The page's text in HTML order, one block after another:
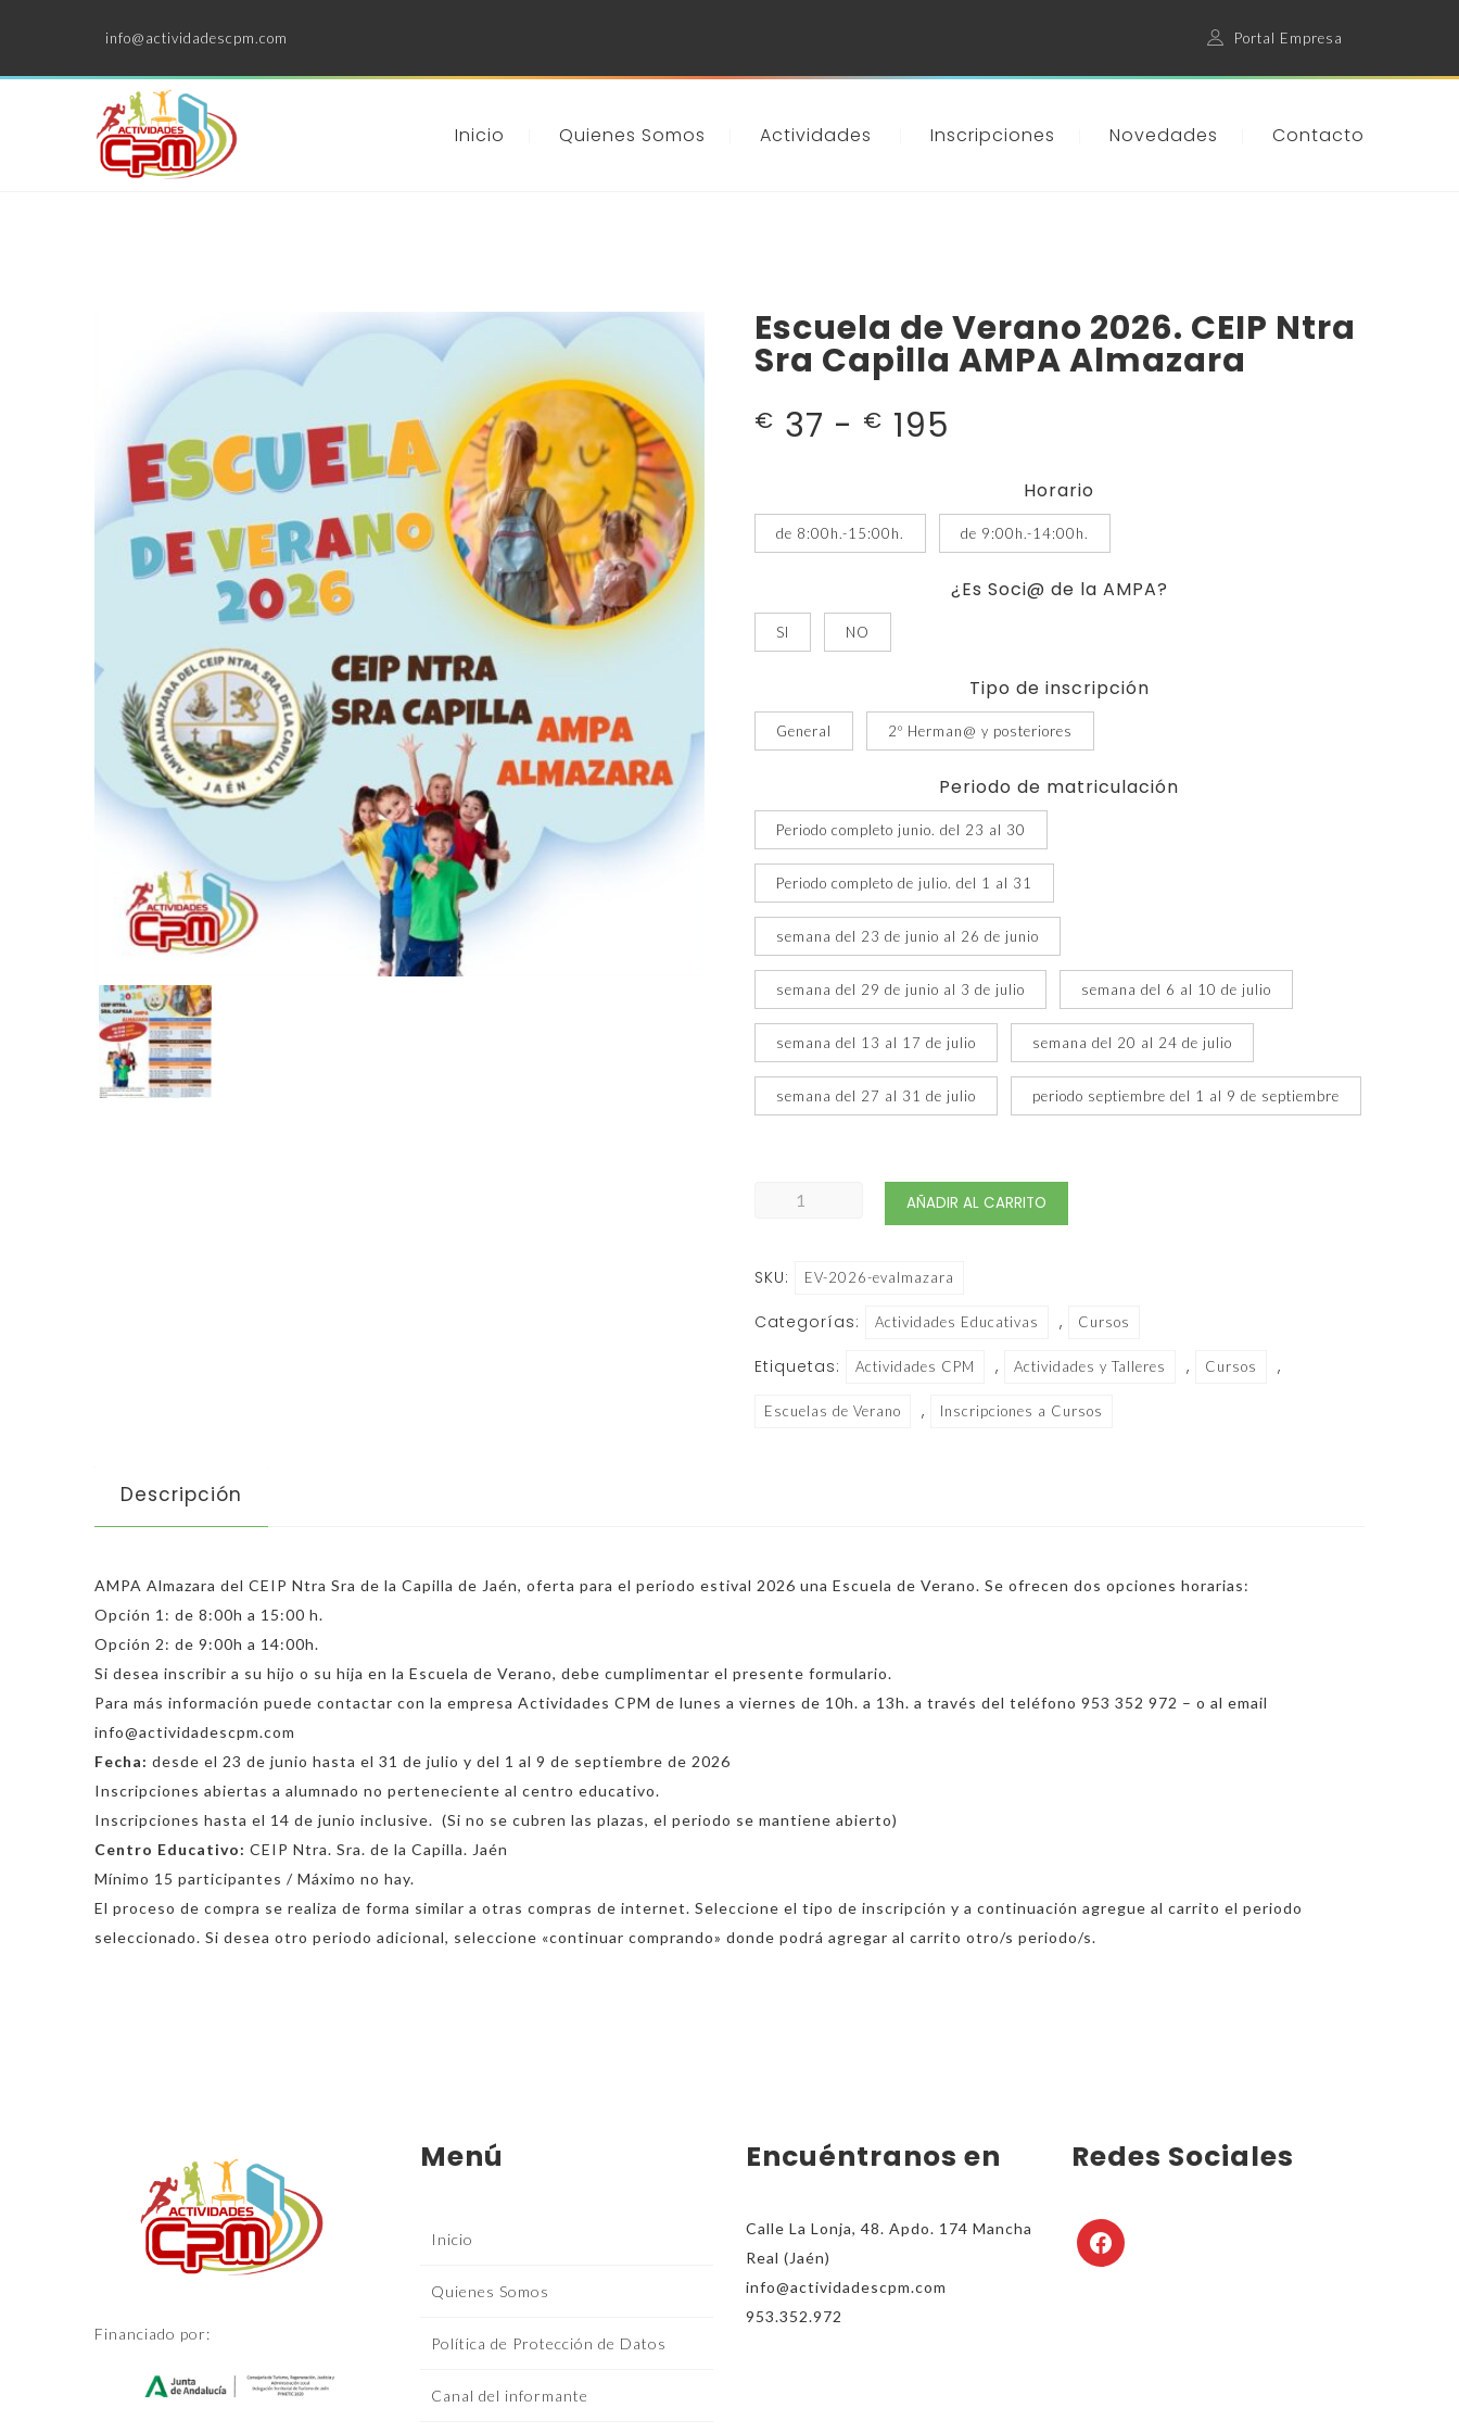
info@actividadescpm.com Portal Empresa
Inicio Quienes Somos Actividades Inscripciones Novedades Contacto
Escuela de Verano 2026. CEIP Ntra
Sra Capilla AMPA Almazara
€ 37 - € 195
precios:
desde
€37
hasta
Horario
de 8:00h.-15:00h. de 9:00h.-14:00h.
¿Es Soci@ de la AMPA?
SI NO
Tipo de inscripción
General 2º Herman@ y posteriores
Periodo de matriculación
Periodo completo junio. del 23 al 30
Periodo completo de julio. del 1 al 31
semana del 23 de junio al 26 de junio
semana del 29 de junio al 3 de julio semana del 6 al 10 de julio
semana del 13 al 17 de julio semana del 20 al 24 de julio
semana del 27 al 31 de julio periodo septiembre del 1 al 9 de septiembre
Escuela
2026.
CEIP
Sra
AÑADIR AL CARRITO
SKU: EV-2026-evalmazara
Categorías: Actividades Educativas , Cursos
Etiquetas: Actividades CPM , Actividades y Talleres , Cursos ,
Escuelas de Verano , Inscripciones a Cursos
Descripción
AMPA Almazara del CEIP Ntra Sra de la Capilla de Jaén, oferta para el periodo estival 2026 una Escuela de Verano. Se ofrecen dos opciones horarias:
Opción 1: de 8:00h a 15:00 h.
Opción 2: de 9:00h a 14:00h.
Si desea inscribir a su hijo o su hija en la Escuela de Verano, debe cumplimentar el presente formulario.
Para más información puede contactar con la empresa Actividades CPM de lunes a viernes de 10h. a 13h. a través del teléfono 953 352 972 – o al email
info@actividadescpm.com
Fecha: desde el 23 de junio hasta el 31 de julio y del 1 al 9 de septiembre de 2026
Inscripciones abiertas a alumnado no perteneciente al centro educativo.
Inscripciones hasta el 14 de junio inclusive. (Si no se cubren las plazas, el periodo se mantiene abierto)
Centro Educativo: CEIP Ntra. Sra. de la Capilla. Jaén
Mínimo 15 participantes / Máximo no hay.
El proceso de compra se realiza de forma similar a otras compras de internet. Seleccione el tipo de inscripción y a continuación agregue al carrito el periodo
seleccionado. Si desea otro periodo adicional, seleccione «continuar comprando» donde podrá agregar al carrito otro/s periodo/s.
Financiado por:
Menú
Inicio
Quienes Somos
Política de Protección de Datos
Canal del informante
Encuéntranos en
Calle La Lonja, 48. Apdo. 174 Mancha
Real (Jaén)
info@actividadescpm.com
953.352.972
Redes Sociales